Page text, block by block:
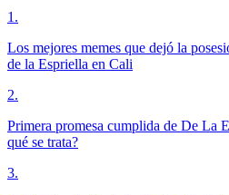
1 .
Los mejores memes que dejó la
de la Espriella en Cali
2.
Primera promesa cumplida de De La
qué se trata?
3.